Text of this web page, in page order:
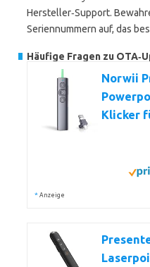
Hersteller‑Support.
Seriennummern auf, das
Häufige Fragen zu
Norwii
Klicker
* Anzeige